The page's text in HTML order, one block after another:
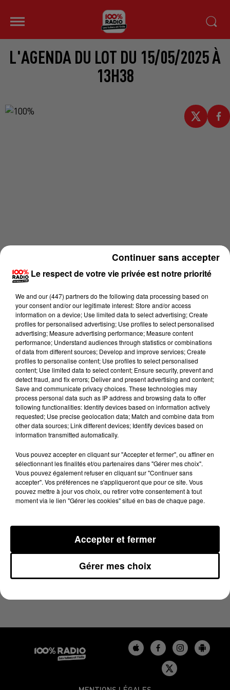
L'AGENDA DU LOT DU 15/05/2025 À
13H38
Lecture (1 min 16 sec)
100%
15 mai 2025 - 1 min 16 sec
L'AGENDA DU LOT DU 15/05/2025 À 13H38
Le respect de votre vie privée est notre priorité
We and our (447) partnersdo the following data processing based on
your consent and/or our legitimate interest: Store and/or access
information on a device; Use limited data to select advertising; Create
profiles for personalised advertising; Use profiles to select personalised
advertising; Measure advertising performance; Measure content
performance; Understand audiences through statistics or combinations
of data from different sources; Develop and improve services; Create
profiles to personalise content; Use profiles to select personalised
content; Use limited data to select content; Ensure security, prevent and
detect fraud, and fix errors; Deliver and present advertising and content;
Save and communicate privacy choices. These technologies may
process personal data such as IP address and browsing data to offer
following functionalities: Identify devices based on information actively
requested; Use precise geolocation data; Match and combine data from
other data sources; Link different devices; Identify devices based on
information transmitted automatically.
Vous pouvez accepter en cliquant sur "Accepter et fermer", ou affiner en
sélectionnant les finalités et/ou partenaires dans "Gérer mes choix".
Vous pouvez également refuser en cliquant sur "Continuer sans
accepter". Vos préférences ne s'appliqueront que pour ce site. Vous
pouvez mettre à jour vos choix, ou retirer votre consentement à tout
moment via le lien "Gérer les cookies" situé en bas de chaque page.
Gérer mes choix
Accepter et fermer
Continuer sans accepter